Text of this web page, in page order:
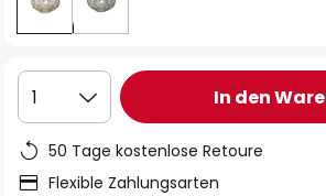
1 In den
50 Tage kostenlose Retoure
Flexible Zahlungsarten